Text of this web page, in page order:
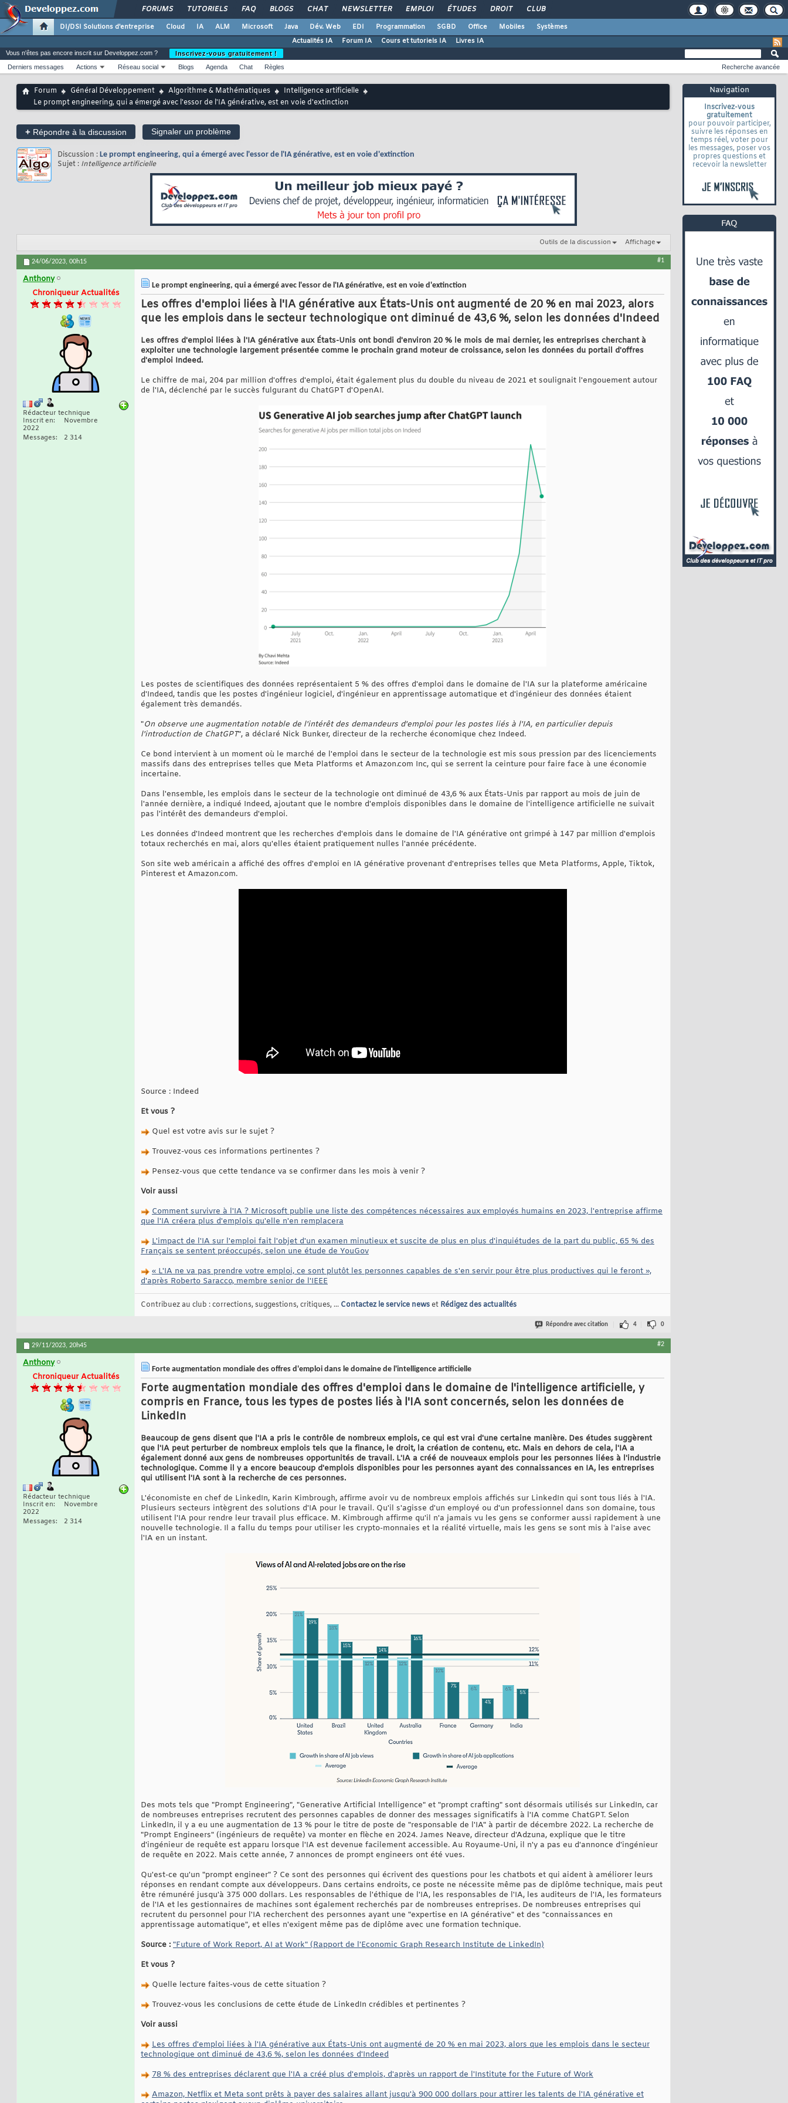
FORUMS TUTORIELS FAQ BLOGS CHAT NEWSLETTER EMPLOI ÉTUDES DROIT CLUB
DI/DSI Solutions d'entreprise Cloud IA ALM Microsoft Java Dév. Web EDI Programmation SGBD Office Mobiles
Systèmes
Actualités IA
Forum IA Cours et tutoriels IA Livres IA
Navigation
Inscrivez-vous
gratuitement
pour pouvoir participer,
suivre les réponses en
temps réel, voter pour
les messages, poser vos
propres questions et
recevoir la newsletter
Vous n'êtes pas encore inscrit sur Developpez.com ?
Inscrivez-vous gratuitement !
Derniers messages
Actions Réseau social Blogs Agenda Chat Règles Recherche avancée
Forum Général Développement Algorithme & Mathématiques
Intelligence artificielle
Le prompt engineering, qui a émergé avec l'essor de l'IA générative, est en voie d'extinction
+ Répondre à la discussion Signaler un problème
Discussion : Le prompt engineering, qui a émergé avec l'essor de l'IA générative, est en voie d'extinction
Sujet : Intelligence artificielle
Outils de la discussion Affichage
24/06/2023, 00h15 #1
Anthony
Chroniqueur Actualités
Rédacteur technique
Inscrit en
Novembre
2022
Messages
2 314
Le prompt engineering, qui a émergé avec l'essor de l'IA générative, est en voie d'extinction
Les offres d'emploi liées à l'IA générative aux États-Unis ont augmenté de 20 % en mai 2023, alors
que les emplois dans le secteur technologique ont diminué de 43,6 %, selon les données d'Indeed
Les offres d'emploi liées à l'IA générative aux États-Unis ont bondi d'environ 20 % le mois de mai dernier, les entreprises cherchant à
exploiter une technologie largement présentée comme le prochain grand moteur de croissance, selon les données du portail d'offres
d'emploi Indeed.
Le chiffre de mai, 204 par million d'offres d'emploi, était également plus du double du niveau de 2021 et soulignait l'engouement autour
de l'IA, déclenché par le succès fulgurant du ChatGPT d'OpenAI.
Les postes de scientifiques des données représentaient 5 % des offres d'emploi dans le domaine de l'IA sur la plateforme américaine
d'Indeed, tandis que les postes d'ingénieur logiciel, d'ingénieur en apprentissage automatique et d'ingénieur des données étaient
également très demandés.
"On observe une augmentation notable de l'intérêt des demandeurs d'emploi pour les postes liés à l'IA, en particulier depuis
l'introduction de ChatGPT", a déclaré Nick Bunker, directeur de la recherche économique chez Indeed.
Ce bond intervient à un moment où le marché de l'emploi dans le secteur de la technologie est mis sous pression par des licenciements
massifs dans des entreprises telles que Meta Platforms et Amazon.com Inc, qui se serrent la ceinture pour faire face à une économie
incertaine.
Dans l'ensemble, les emplois dans le secteur de la technologie ont diminué de 43,6 % aux États-Unis par rapport au mois de juin de
l'année dernière, a indiqué Indeed, ajoutant que le nombre d'emplois disponibles dans le domaine de l'intelligence artificielle ne suivait
pas l'intérêt des demandeurs d'emploi.
Les données d'Indeed montrent que les recherches d'emplois dans le domaine de l'IA générative ont grimpé à 147 par million d'emplois
totaux recherchés en mai, alors qu'elles étaient pratiquement nulles l'année précédente.
Son site web américain a affiché des offres d'emploi en IA générative provenant d'entreprises telles que Meta Platforms, Apple, Tiktok,
Pinterest et Amazon.com.
Source : Indeed
Et vous ?
Quel est votre avis sur le sujet ?
Trouvez-vous ces informations pertinentes ?
Pensez-vous que cette tendance va se confirmer dans les mois à venir ?
Voir aussi
Comment survivre à l'IA ? Microsoft publie une liste des compétences nécessaires aux employés humains en 2023, l'entreprise affirme
que l'IA créera plus d'emplois qu'elle n'en remplacera
L'impact de l'IA sur l'emploi fait l'objet d'un examen minutieux et suscite de plus en plus d'inquiétudes de la part du public, 65 % des
Français se sentent préoccupés, selon une étude de YouGov
« L'IA ne va pas prendre votre emploi, ce sont plutôt les personnes capables de s'en servir pour être plus productives qui le feront »,
d'après Roberto Saracco, membre senior de l'IEEE
Contribuez au club : corrections, suggestions, critiques, ... Contactez le service newset Rédigez des actualités
Répondre avec citation 4 0
29/11/2023, 20h45 #2
Anthony
Chroniqueur Actualités
Rédacteur technique
Inscrit en
Novembre
2022
Messages
2 314
Forte augmentation mondiale des offres d'emploi dans le domaine de l'intelligence artificielle
Forte augmentation mondiale des offres d'emploi dans le domaine de l'intelligence artificielle, y
compris en France, tous les types de postes liés à l'IA sont concernés, selon les données de
LinkedIn
Beaucoup de gens disent que l'IA a pris le contrôle de nombreux emplois, ce qui est vrai d'une certaine manière. Des études suggèrent
que l'IA peut perturber de nombreux emplois tels que la finance, le droit, la création de contenu, etc. Mais en dehors de cela, l'IA a
également donné aux gens de nombreuses opportunités de travail. L'IA a créé de nouveaux emplois pour les personnes liées à l'industrie
technologique. Comme il y a encore beaucoup d'emplois disponibles pour les personnes ayant des connaissances en IA, les entreprises
qui utilisent l'IA sont à la recherche de ces personnes.
L'économiste en chef de LinkedIn, Karin Kimbrough, affirme avoir vu de nombreux emplois affichés sur LinkedIn qui sont tous liés à l'IA.
Plusieurs secteurs intègrent des solutions d'IA pour le travail. Qu'il s'agisse d'un employé ou d'un professionnel dans son domaine, tous
utilisent l'IA pour rendre leur travail plus efficace. M. Kimbrough affirme qu'il n'a jamais vu les gens se conformer aussi rapidement à une
nouvelle technologie. Il a fallu du temps pour utiliser les crypto-monnaies et la réalité virtuelle, mais les gens se sont mis à l'aise avec
l'IA en un instant.
Des mots tels que "Prompt Engineering", "Generative Artificial Intelligence" et "prompt crafting" sont désormais utilisés sur LinkedIn, car
de nombreuses entreprises recrutent des personnes capables de donner des messages significatifs à l'IA comme ChatGPT. Selon
LinkedIn, il y a eu une augmentation de 13 % pour le titre de poste de "responsable de l'IA" à partir de décembre 2022. La recherche de
"Prompt Engineers" (ingénieurs de requête) va monter en flèche en 2024. James Neave, directeur d'Adzuna, explique que le titre
d'ingénieur de requête est apparu lorsque l'IA est devenue facilement accessible. Au Royaume-Uni, il n'y a pas eu d'annonce d'ingénieur
de requête en 2022. Mais cette année, 7 annonces de prompt engineers ont été vues.
Qu'est-ce qu'un "prompt engineer" ? Ce sont des personnes qui écrivent des questions pour les chatbots et qui aident à améliorer leurs
réponses en rendant compte aux développeurs. Dans certains endroits, ce poste ne nécessite même pas de diplôme technique, mais peut
être rémunéré jusqu'à 375 000 dollars. Les responsables de l'éthique de l'IA, les responsables de l'IA, les auditeurs de l'IA, les formateurs
de l'IA et les gestionnaires de machines sont également recherchés par de nombreuses entreprises. De nombreuses entreprises qui
recrutent du personnel pour l'IA recherchent des personnes ayant une "expertise en IA générative" et des "connaissances en
apprentissage automatique", et elles n'exigent même pas de diplôme avec une formation technique.
Source : "Future of Work Report, AI at Work" (Rapport de l'Economic Graph Research Institute de LinkedIn)
Et vous ?
Quelle lecture faites-vous de cette situation ?
Trouvez-vous les conclusions de cette étude de LinkedIn crédibles et pertinentes ?
Voir aussi
Les offres d'emploi liées à l'IA générative aux États-Unis ont augmenté de 20 % en mai 2023, alors que les emplois dans le secteur
technologique ont diminué de 43,6 %, selon les données d'Indeed
78 % des entreprises déclarent que l'IA a créé plus d'emplois, d'après un rapport de l'Institute for the Future of Work
Amazon, Netflix et Meta sont prêts à payer des salaires allant jusqu'à 900 000 dollars pour attirer les talents de l'IA générative et